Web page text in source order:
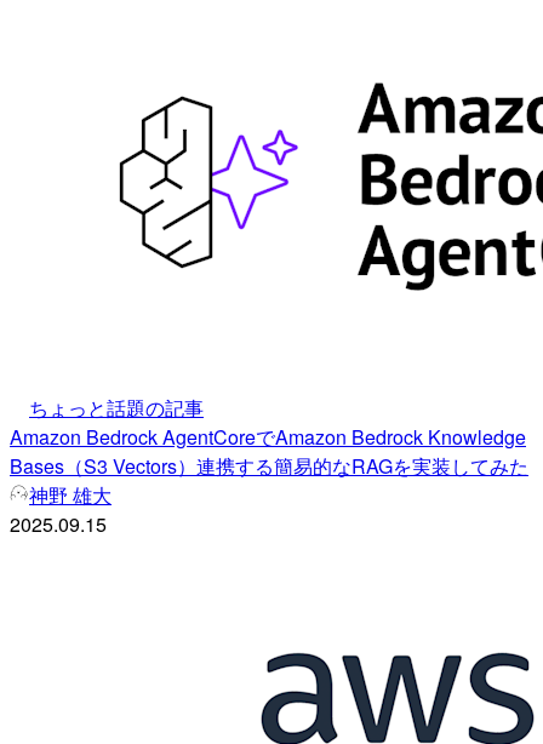
ちょっと話題の記事
Amazon Bedrock AgentCoreでAmazon Bedrock Knowledge
Bases（S3 Vectors）連携する簡易的なRAGを実装してみた
神野 雄大
2025.09.15